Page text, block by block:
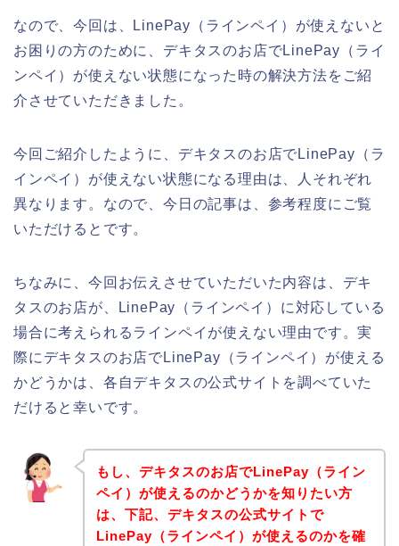
なので、今回は、LinePay（ラインペイ）が使えないと
お困りの方のために、デキタスのお店でLinePay（ライ
ンペイ）が使えない状態になった時の解決方法をご紹
介させていただきました。
今回ご紹介したように、デキタスのお店でLinePay（ラ
インペイ）が使えない状態になる理由は、人それぞれ
異なります。なので、今日の記事は、参考程度にご覧
いただけるとです。
ちなみに、今回お伝えさせていただいた内容は、デキ
タスのお店が、LinePay（ラインペイ）に対応している
場合に考えられるラインペイが使えない理由です。実
際にデキタスのお店でLinePay（ラインペイ）が使える
かどうかは、各自デキタスの公式サイトを調べていた
だけると幸いです。
もし、デキタスのお店でLinePay（ライン
ペイ）が使えるのかどうかを知りたい方
は、下記、デキタスの公式サイトで
LinePay（ラインペイ）が使えるのかを確